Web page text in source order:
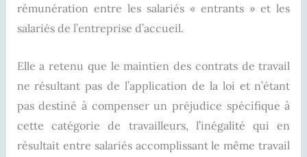
rémunération entre les salariés « entrants » et les
salariés de l’entreprise d’accueil.
Elle a retenu que le maintien des contrats de travail
ne résultant pas de l’application de la loi et n’étant
pas destiné à compenser un préjudice spécifique à
cette catégorie de travailleurs, l’inégalité qui en
résultait entre salariés accomplissant le même travail